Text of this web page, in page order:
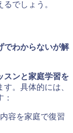
でしょう。
でわからないが解
スンと家庭学習を
。具体的には、
容を家庭で復習